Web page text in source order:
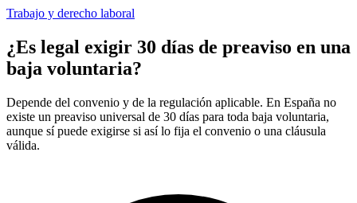
Trabajo y derecho laboral
¿Es legal exigir 30 días de preaviso en una
baja voluntaria?
Depende del convenio y de la regulación aplicable. En España no
existe un preaviso universal de 30 días para toda baja voluntaria,
aunque sí puede exigirse si así lo fija el convenio o una cláusula
válida.